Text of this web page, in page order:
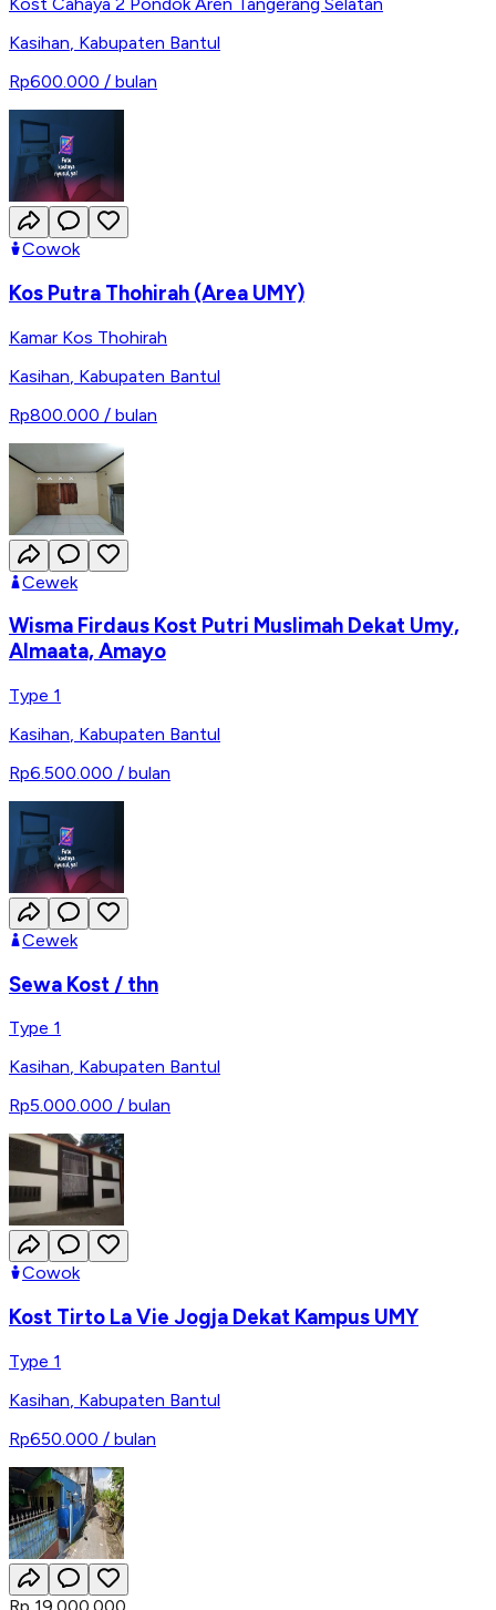
Kasihan, Kabupaten Bantul
Rp600.000 / bulan
Cowok
Kos Putra Thohirah (Area UMY)
Kamar Kos Thohirah
Kasihan Kabupaten Bantul
Rp800.000 / bulan
Cewek
Wisma Firdaus Kost Putri Muslimah Dekat Umy,
Almaata, Amayo
Type 1
Kasihan, Kabupaten Bantul
Rp6.500.000 / bulan
Cewek
Sewa Kost / thn
Type 1
Kasihan, Kabupaten Bantul
Rp5.000.000 / bulan
Cowok
Kost Tirto La Vie Jogja Dekat Kampus UMY
Type 1
Kasihan, Kabupaten Bantul
Rp650.000 / bulan